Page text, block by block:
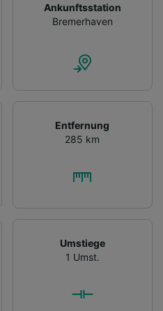
Ankunftsstation
Bremerhaven
Entfernung
285 km
Umstiege
1 Umst.